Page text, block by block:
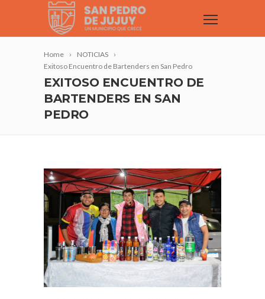
Home
NOTICIAS
Exitoso Encuentro de Bartenders en San Pedro
EXITOSO ENCUENTRO DE
BARTENDERS EN SAN
PEDRO